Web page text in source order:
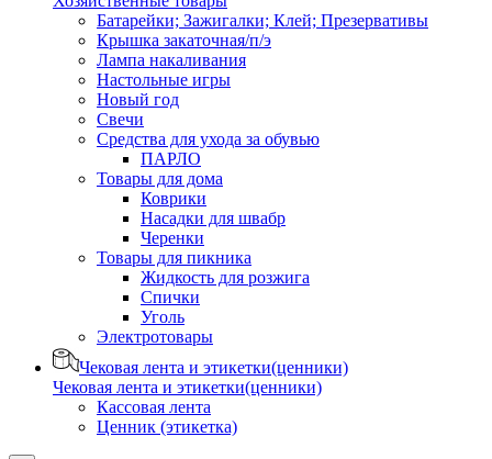
Батарейки; Зажигалки; Клей; Презервативы
Крышка закаточная/п/э
Лампа накаливания
Настольные игры
Новый год
Свечи
Средства для ухода за обувью
ПАРЛО
Товары для дома
Коврики
Насадки для швабр
Черенки
Товары для пикника
Жидкость для розжига
Спички
Уголь
Электротовары
Чековая лента и этикетки(ценники)
Чековая лента и этикетки(ценники)
Кассовая лента
Ценник (этикетка)